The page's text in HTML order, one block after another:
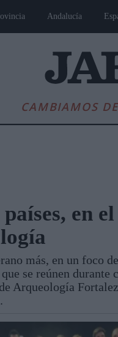
Andalucía
CAMBIAMOS
Andalucía
en
más, en un foco
se reúnen durante
Arqueología